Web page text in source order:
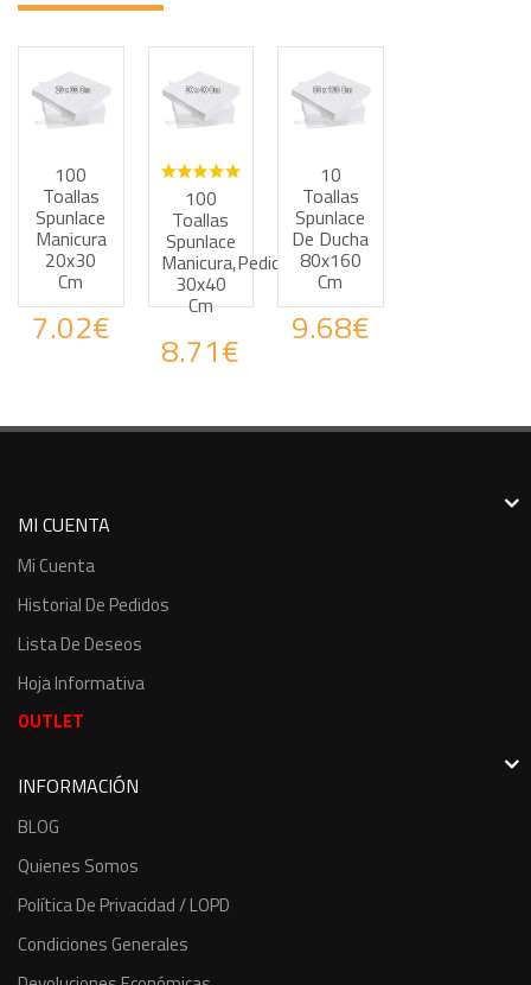
100
Toallas
Spunlace
Manicura
20x30
Cm
7.02€
Haz tus consultas por WhatsApp
100
Toallas
Spunlace
Manicura,pedicura
30x40
Cm
8.71€
Haz tus consultas por WhatsApp
10
Toallas
Spunlace
De Ducha
80x160
Cm
9.68€
Haz tus consultas por
MI CUENTA
Mi Cuenta
Historial De Pedidos
Lista De Deseos
Hoja Informativa
OUTLET
INFORMACIÓN
BLOG
Quienes Somos
Política De Privacidad / LOPD
Condiciones Generales